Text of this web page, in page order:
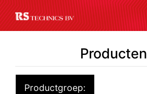
Producten
Productgroep: